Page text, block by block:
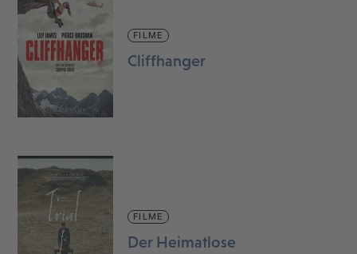
FILME
Cliffhanger
FILME
Der Heimatlose